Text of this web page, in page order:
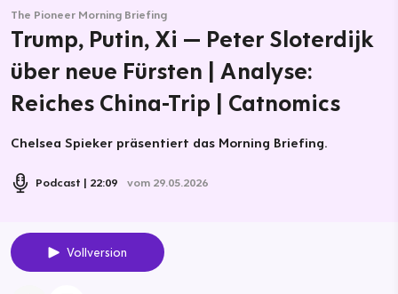
The Pioneer Morning Briefing
Trump, Putin, Xi — Peter Sloterdijk
über neue Fürsten | Analyse:
Reiches China-Trip | Catnomics
Chelsea Spieker präsentiert das Morning Briefing.
Podcast 22:09 vom 29.05.2026
Vollversion